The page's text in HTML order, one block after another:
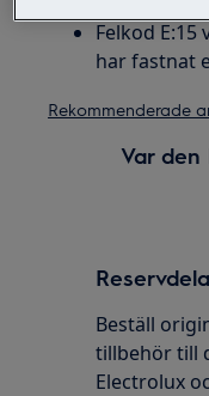
Felkod
har fastnat
Rekommenderade
Var den
Beställ
tillbehör till
Electrolux